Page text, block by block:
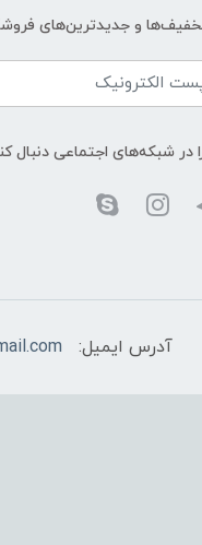
و جدیدترین‌های
در شبکه‌های اجتماعی دنبال
آدرس ایمیل: